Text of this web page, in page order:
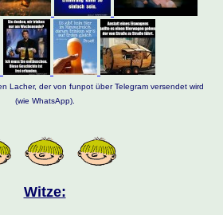
Lacher, der von funpot über Telegram versendet wird
(wie WhatsApp).
Witze: